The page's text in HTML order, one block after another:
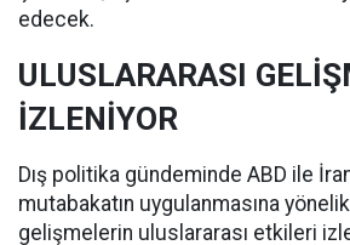
edecek.
ULUSLARARASI
İZLENİYOR
Dış politika gündeminde ABD ile
mutabakatın uygulanmasına
gelişmelerin uluslararası etkileri